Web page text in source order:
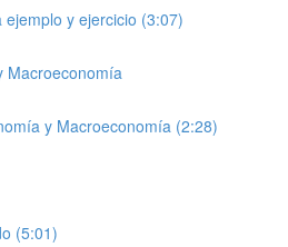
y ejercicio (3:07)
Macroeconomía
y Macroeconomía (2:28)
(5:01)